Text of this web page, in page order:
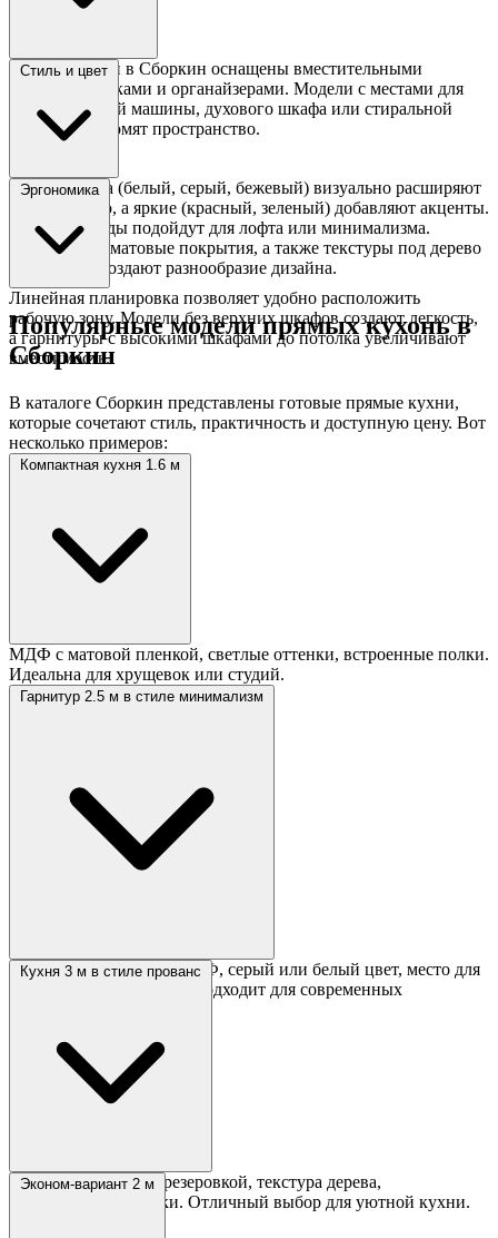
Прямые кухни в Сборкин оснащены вместительными
ящиками, полками и органайзерами. Модели с местами для
посудомоечной машины, духового шкафа или стиральной
машины экономят пространство.
Стиль и цвет
Светлые тона (белый, серый, бежевый) визуально расширяют
пространство, а яркие (красный, зеленый) добавляют акценты.
Темные фасады подойдут для лофта или минимализма.
Глянцевые и матовые покрытия, а также текстуры под дерево
или камень создают разнообразие дизайна.
Эргономика
Линейная планировка позволяет удобно расположить
рабочую зону. Модели без верхних шкафов создают легкость,
а гарнитуры с высокими шкафами до потолка увеличивают
вместимость.
Популярные модели прямых кухонь в
Сборкин
В каталоге Сборкин представлены готовые прямые кухни,
которые сочетают стиль, практичность и доступную цену. Вот
несколько примеров:
Компактная кухня 1.6 м
МДФ с матовой пленкой, светлые оттенки, встроенные полки.
Идеальна для хрущевок или студий.
Гарнитур 2.5 м в стиле минимализм
Глянцевые фасады из МДФ, серый или белый цвет, место для
встраиваемой техники. Подходит для современных
Кухня 3 м в стиле прованс
Бежевые фасады с фрезеровкой, текстура дерева,
вместительные ящики. Отличный выбор для уютной кухни.
Эконом-вариант 2 м